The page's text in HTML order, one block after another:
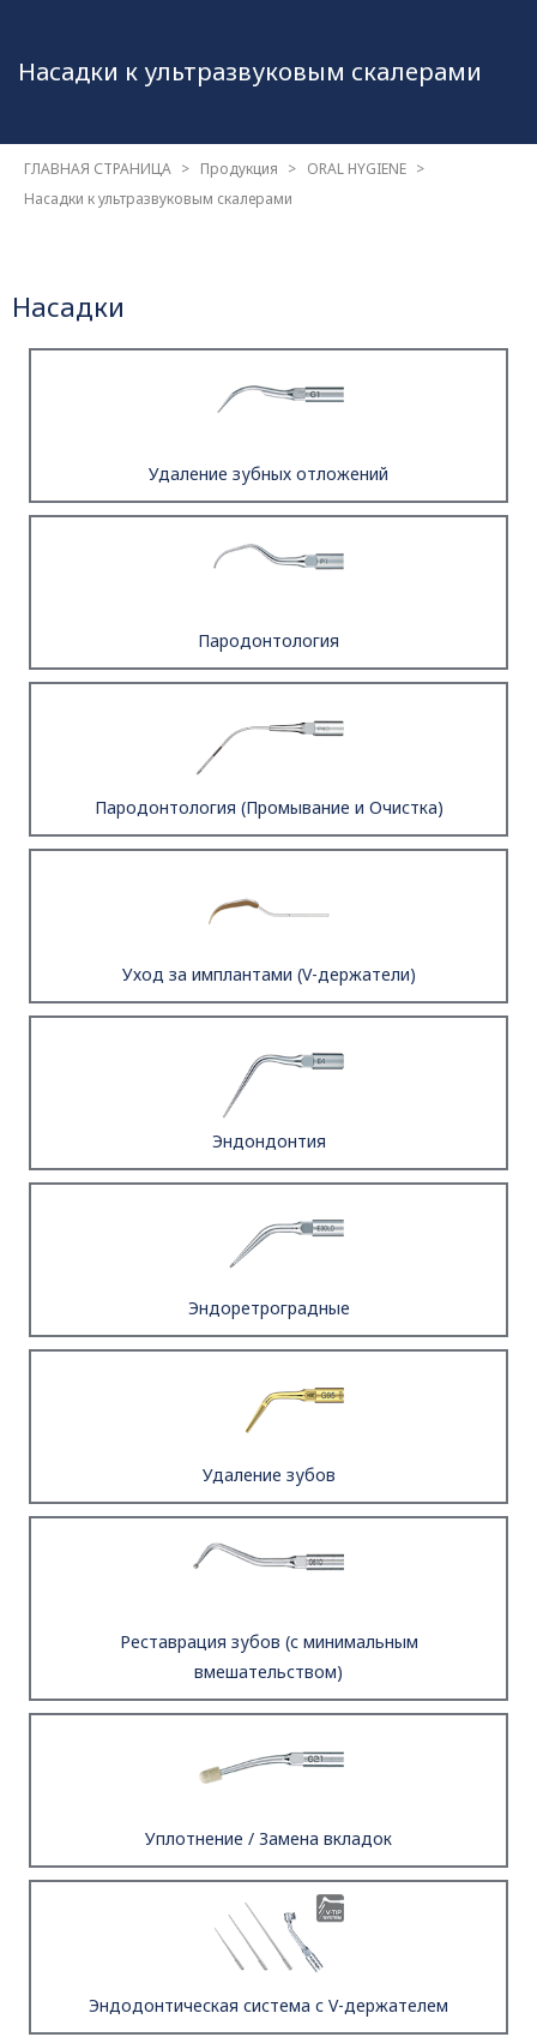
Насадки к ультразвуковым скалерами
ГЛАВНАЯ СТРАНИЦА Продукция
ORAL HYGIENE
Насадки к ультразвуковым скалерами
Насадки
Удаление зубных отложений
Пародонтология
Пародонтология (Промывание и Очистка)
Уход за имплантами (V-держатели)
Эндондонтия
Эндоретроградные
Удаление зубов
Реставрация зубов (с минимальным
вмешательством)
Уплотнение / Замена вкладок
Эндодонтическая система с V-держателем